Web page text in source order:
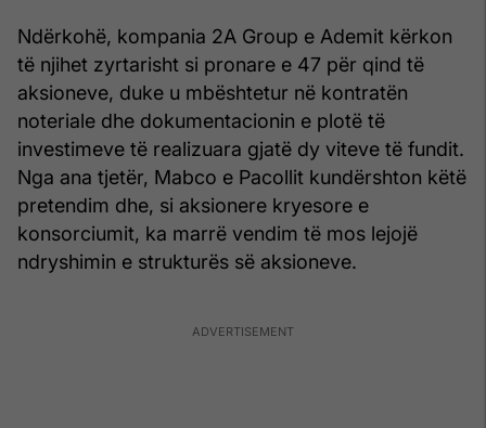
Ndërkohë, kompania 2A Group e Ademit kërkon
të njihet zyrtarisht si pronare e 47 për qind të
aksioneve, duke u mbështetur në kontratën
noteriale dhe dokumentacionin e plotë të
investimeve të realizuara gjatë dy viteve të fundit.
Nga ana tjetër, Mabco e Pacollit kundërshton këtë
pretendim dhe, si aksionere kryesore e
konsorciumit, ka marrë vendim të mos lejojë
ndryshimin e strukturës së aksioneve.